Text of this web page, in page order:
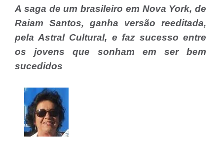
A saga de um brasileiro em Nova York, de
Raiam Santos, ganha versão reeditada,
pela Astral Cultural, e faz sucesso entre
os jovens que sonham em ser bem
sucedidos